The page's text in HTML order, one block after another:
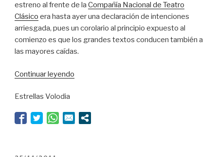
estreno al frente de la Compañía Nacional de Teatro
Clásico era hasta ayer una declaración de intenciones
arriesgada, pues un corolario al principio expuesto al
comienzo es que los grandes textos conducen también a
las mayores caídas.
Continuar leyendo
Estrellas Volodia